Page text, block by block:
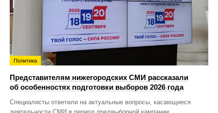
Политика
Представителям нижегородских СМИ рассказали
об особенностях подготовки выборов 2026 года
Специалисты ответили на актуальные вопросы, касающиеся